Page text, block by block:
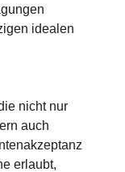
idealen
nicht nur
auch
erlaubt,